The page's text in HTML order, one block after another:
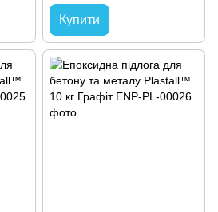
Купити